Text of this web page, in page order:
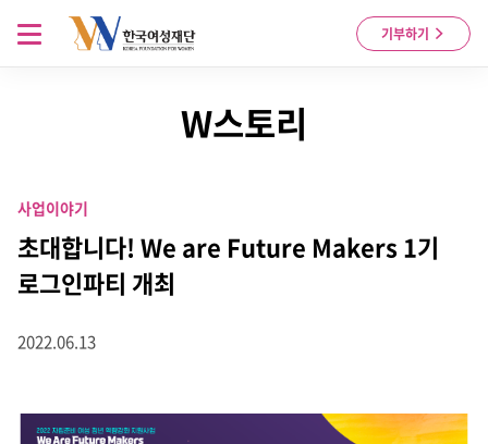
Skip to content
기부하기
메뉴 열기
W스토리
사업이야기
초대합니다! We are Future Makers 1기
로그인파티 개최
2022.06.13